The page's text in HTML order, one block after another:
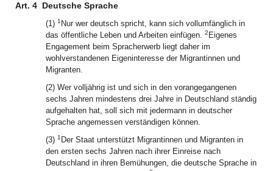
Art. 4 Deutsche Sprache
(1) 1 Nur wer deutsch spricht, kann sich vollumfänglich in
das öffentliche Leben und Arbeiten einfügen. 2 Eigenes
Engagement beim Spracherwerb liegt daher im
wohlverstandenen Eigeninteresse der Migrantinnen und
Migranten.
(2) Wer volljährig ist und sich in den vorangegangenen
sechs Jahren mindestens drei Jahre in Deutschland ständig
aufgehalten hat, soll sich mit jedermann in deutscher
Sprache angemessen verständigen können.
(3) 1 Der Staat unterstützt Migrantinnen und Migranten in
den ersten sechs Jahren nach ihrer Einreise nach
Deutschland in ihren Bemühungen, die deutsche Sprache in